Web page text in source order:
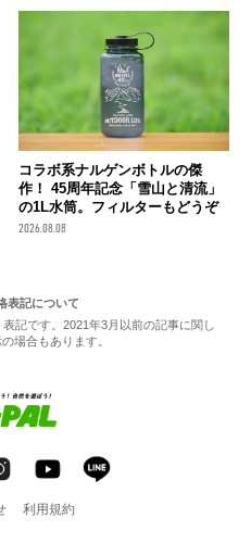
コラボ系ナルゲンボトルの傑
作！ 45周年記念「雪山と清流」
の1L水筒。フィルターもどうぞ
2026.08.08
表記について
記です。2021年3月以前の記事に関し
場合もあります。
利用規約